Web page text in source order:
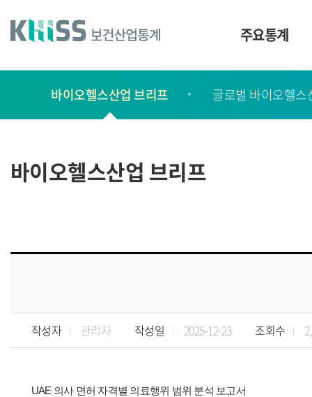
건
주요통계
서
간
행
바이오헬스산업 브리프 글로벌 바이오헬스
바이오헬스산업 브리프
작성자 관리자 작성일 2025-12-23 조회수
UAE 의사 면허 자격별 의료행위 범위 분석 보고서